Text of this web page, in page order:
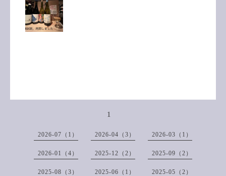
1
2026-07（1） 2026-04（3） 2026-03（1）
2026-01（4） 2025-12（2） 2025-09（2）
2025-08（3） 2025-06（1） 2025-05（2）